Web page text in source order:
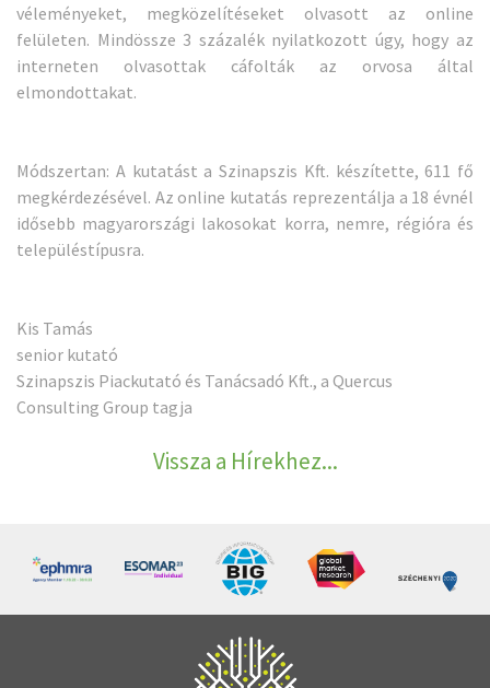
véleményeket, megközelítéseket olvasott az online
felületen. Mindössze 3 százalék nyilatkozott úgy, hogy az
interneten olvasottak cáfolták az orvosa által
elmondottakat.
Módszertan: A kutatást a Szinapszis Kft. készítette, 611 fő
megkérdezésével. Az online kutatás reprezentálja a 18 évnél
idősebb magyarországi lakosokat korra, nemre, régióra és
településtípusra.
Kis Tamás
senior kutató
Szinapszis Piackutató és Tanácsadó Kft., a Quercus
Consulting Group tagja
Vissza a Hírekhez...